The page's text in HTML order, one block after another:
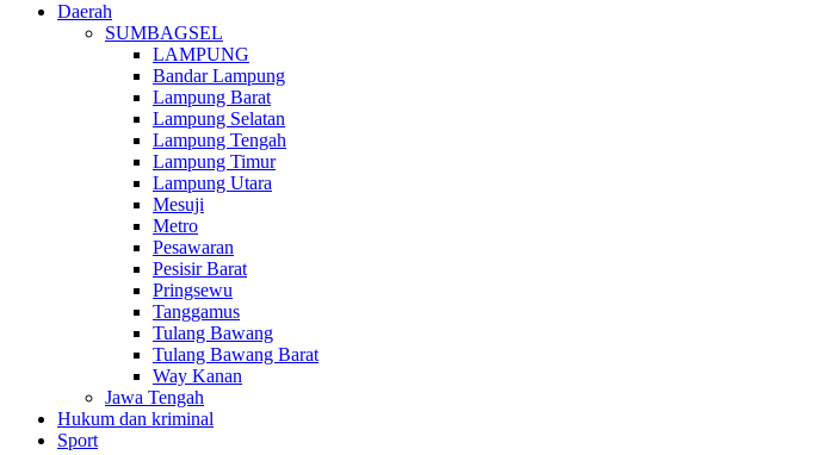
Daerah
SUMBAGSEL
LAMPUNG
Bandar Lampung
Lampung Barat
Lampung Selatan
Lampung Tengah
Lampung Timur
Lampung Utara
Mesuji
Metro
Pesawaran
Pesisir Barat
Pringsewu
Tanggamus
Tulang Bawang
Tulang Bawang Barat
Way Kanan
Jawa Tengah
Hukum dan kriminal
Sport